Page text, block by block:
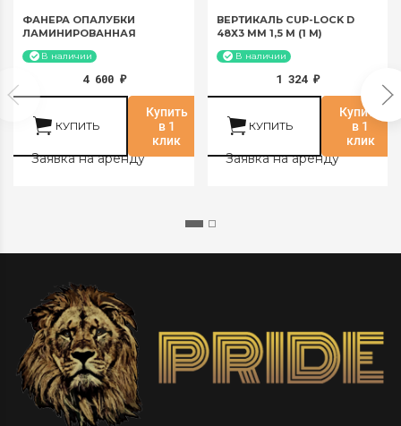
ФАНЕРА ОПАЛУБКИ
ЛАМИНИРОВАННАЯ
В наличии
4 600 ₽
КУПИТЬ
Купить
в 1
клик
Заявка на аренду
ВЕРТИКАЛЬ CUP-LOCK D
48Х3 ММ 1,5 М (1 М)
В наличии
1 324₽
КУПИТЬ
Купить
в 1
клик
Заявка на аренду